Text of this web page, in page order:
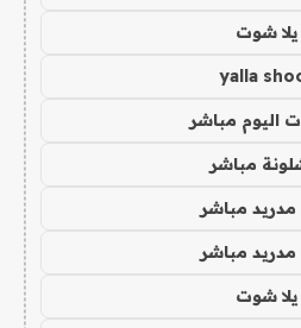
يلا شوت
yalla
اليوم مباشر
مباشر
مدريد مباشر
مدريد مباشر
يلا شوت